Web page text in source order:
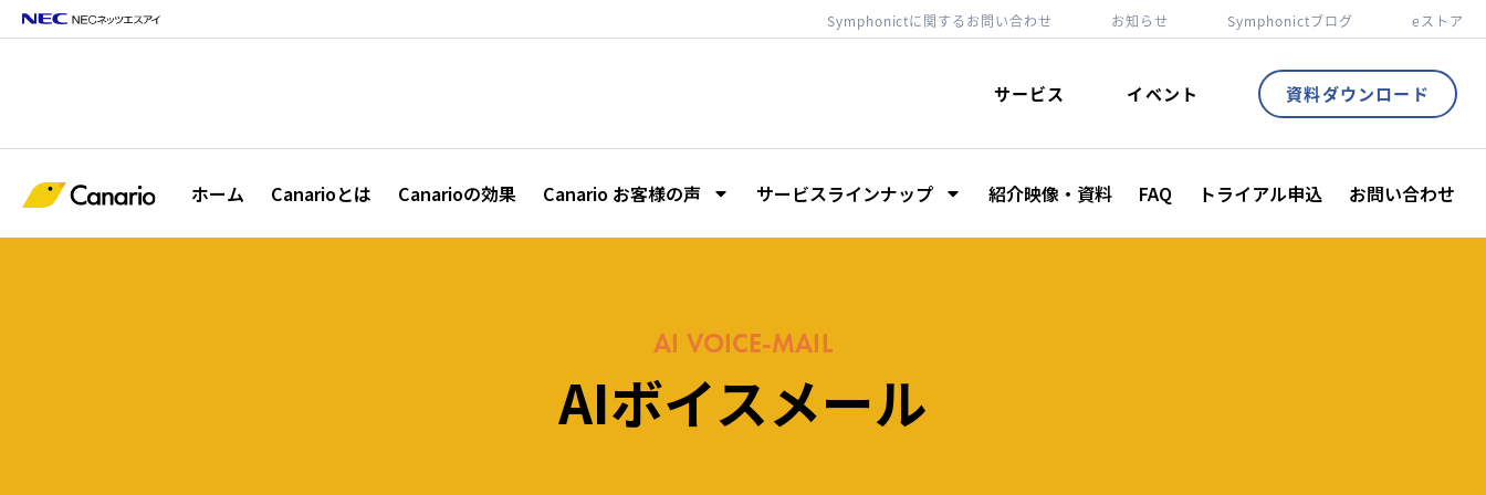
Symphonictに関するお問い合わせ お知らせ Symphonictブログ eストア
サービス イベント 資料ダウンロード
ホーム Canarioとは Canarioの効果 Canario お客様の声 サービスラインナップ 紹介映像・資料 FAQ トライアル申込 お問い合わせ
AI VOICE-MAIL
AIボイスメール